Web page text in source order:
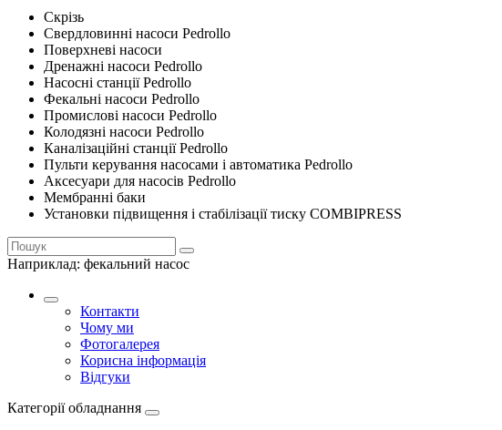
Скрізь
Свердловинні насоси Pedrollo
Поверхневі насоси
Дренажні насоси Pedrollo
Насосні станції Pedrollo
Фекальні насоси Pedrollo
Промислові насоси Pedrollo
Колодязні насоси Pedrollo
Каналізаційні станції Pedrollo
Пульти керування насосами і автоматика Pedrollo
Аксесуари для насосів Pedrollo
Мембранні баки
Установки підвищення і стабілізації тиску COMBIPRESS
Наприклад: фекальний насос
Контакти
Чому ми
Фотогалерея
Корисна інформація
Відгуки
Категорії обладнання